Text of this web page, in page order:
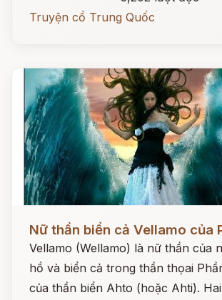
Truyện cổ Trung Quốc
Nữ thần biển cả Vellamo của
Vellamo (Wellamo) là nữ thần của
hồ và biển cả trong thần thọai
của thần biển Ahto (hoặc Ahti).